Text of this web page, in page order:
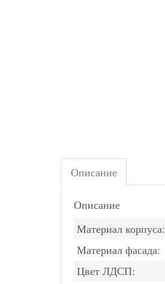
Описание
Описание
Материал корпуса:
Материал фасада:
Цвет ЛДСП: